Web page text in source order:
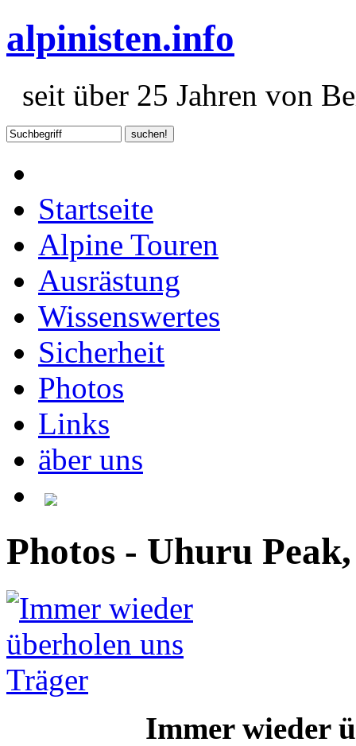
alpinisten.info
seit über 25 Jahren von
Startseite
Alpine Touren
Ausrästung
Wissenswertes
Sicherheit
Photos
Links
äber uns
Photos - Uhuru
Immer wieder